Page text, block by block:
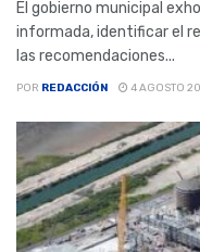
El gobierno municipal
informada, identificar el
las recomendaciones...
POR REDACCIÓN 4 AGOSTO